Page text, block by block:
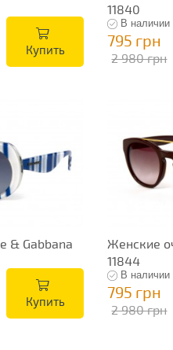
Купить
11840
В наличии
795 грн
2 980 грн
& Gabbana
Купить
Женские
11844
В наличии
795 грн
2 980 грн